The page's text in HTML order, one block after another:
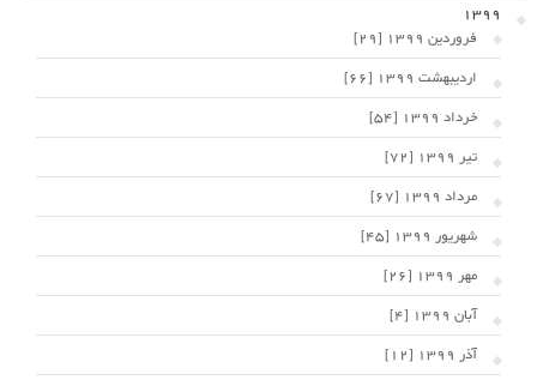
1399
فروردین 1399 [29]
اردیبهشت 1399 [66]
خرداد 1399 [54]
تیر 1399 [72]
مرداد 1399 [67]
شهریور 1399 [45]
مهر 1399 [26]
آبان 1399 [4]
آذر 1399 [12]